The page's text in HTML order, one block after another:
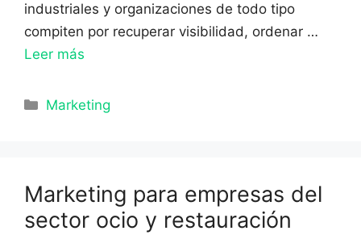
industriales y organizaciones de todo tipo
compiten por recuperar visibilidad, ordenar …
Leer más
Categorías
Marketing
Marketing para empresas del
sector ocio y restauración